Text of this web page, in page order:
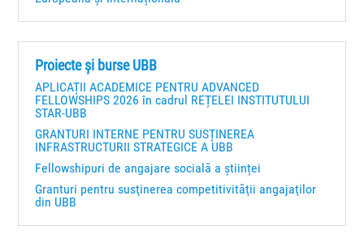
Proiecte și burse UBB
APLICAȚII ACADEMICE PENTRU ADVANCED
FELLOWSHIPS 2026 în cadrul REȚELEI INSTITUTULUI
STAR-UBB
GRANTURI INTERNE PENTRU SUSȚINEREA
INFRASTRUCTURII STRATEGICE A UBB
Fellowshipuri de angajare socială a științei
Granturi pentru susţinerea competitivităţii angajaţilor
din UBB